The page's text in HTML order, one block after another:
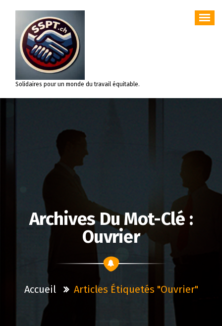
contenu
Solidaires pour un monde du travail équitable.
Archives Du Mot-Clé :
Ouvrier
Accueil Articles Étiquetés "ouvrier"